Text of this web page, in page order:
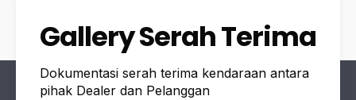
Gallery Serah Terima
Dokumentasi serah terima kendaraan antara
pihak Dealer dan Pelanggan